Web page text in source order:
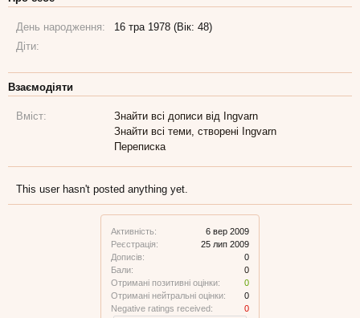
Активність:
6 вер 2009
Реєстрація:
25 лип 2009
Дописів:
0
Бали:
0
Отримані позитивні оцінки:
0
Отримані нейтральні оцінки:
0
Negative ratings received:
0
День народження:
16 тра 1978 (Вік: 48)
Діти:
Взаємодіяти
Вміст:
Знайти всі дописи від Ingvarn
Знайти всі теми, створені Ingvarn
Переписка
This user hasn't posted anything yet.